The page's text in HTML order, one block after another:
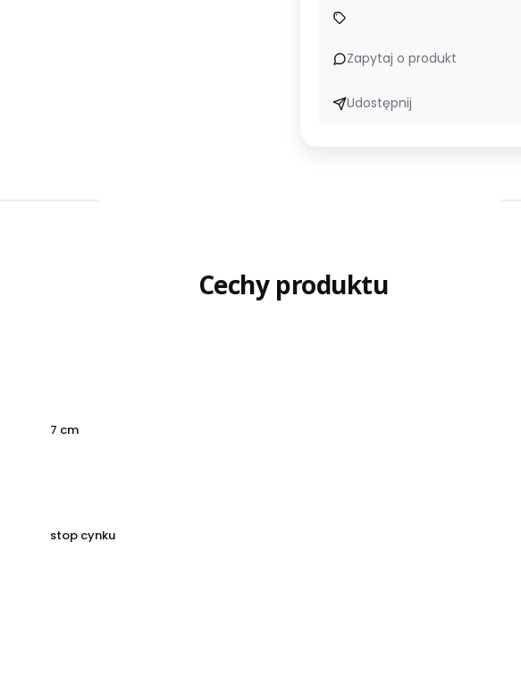
Zapytaj o produkt
Udostępnij
Cechy produktu
7 cm
stop cynku